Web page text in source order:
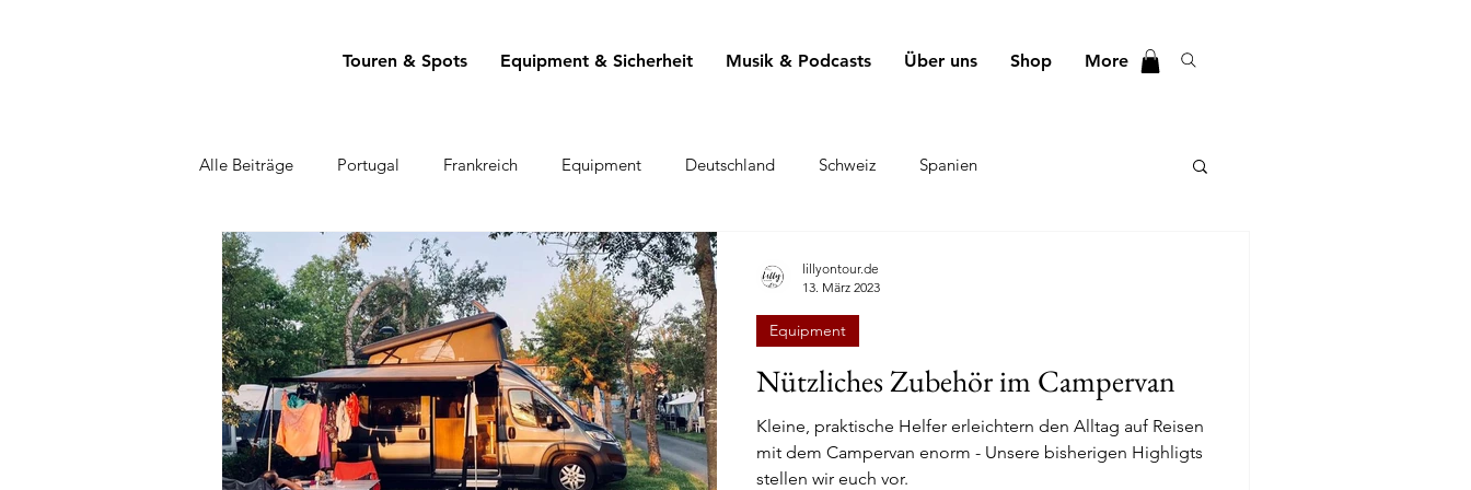
Touren & Spots Equipment & Sicherheit Musik & Podcasts Über uns Shop More
Alle Beiträge Portugal Frankreich Equipment Deutschland Schweiz Spanien
Nützliches Zubehör im Campervan
Kleine, praktische Helfer erleichtern den Alltag auf Reisen
mit dem Campervan enorm - Unsere bisherigen Highligts
stellen wir euch vor.
Equipment
lillyontour.de
13. März 2023